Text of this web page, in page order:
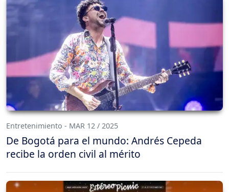
Entretenimiento - MAR 12 / 2025
De Bogotá para el mundo: Andrés Cepeda
recibe la orden civil al mérito